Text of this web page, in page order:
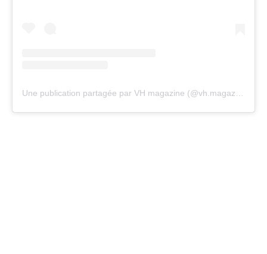
Une publication partagée par VH magazine (@vh.magazine)